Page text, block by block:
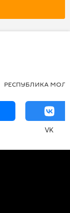
РЕСПУБЛИКА
VK